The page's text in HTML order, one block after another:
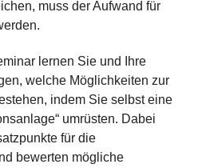
muss der Aufwand für
lernen Sie und Ihre
welche Möglichkeiten zur
indem Sie selbst eine
umrüsten. Dabei
für die
bewerten mögliche